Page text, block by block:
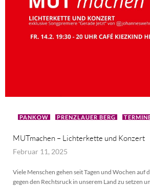
PANKOW PRENZLAUER BERG
MUTmachen – Lichterkette und Konzert
Februar 11, 2025
Viele Menschen gehen seit Tagen und Wochen auf
gegen den Rechtsruck in unserem Land zu setzen